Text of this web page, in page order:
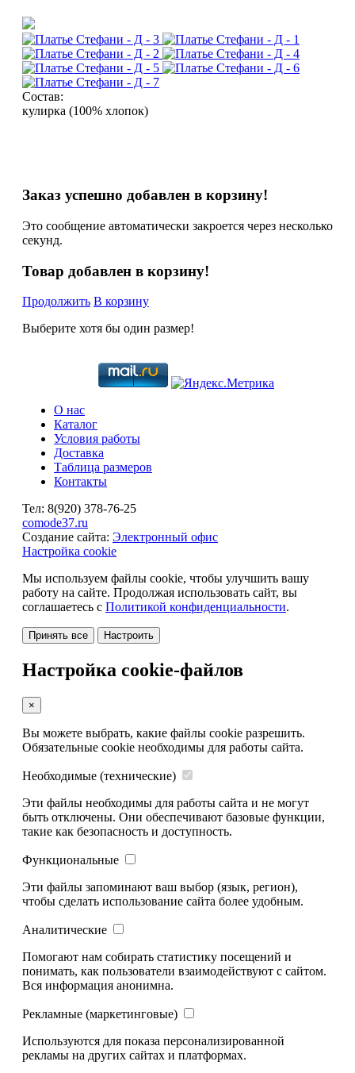
Состав:
кулирка (100% хлопок)
Заказ успешно добавлен в корзину!
Это сообщение автоматически закроется через несколько
секунд.
Товар добавлен в корзину!
Продолжить В корзину
Выберите хотя бы один размер!
О нас
Каталог
Условия работы
Доставка
Таблица размеров
Контакты
Тел: 8(920) 378-76-25
comode37.ru
Создание сайта: Электронный офис
Настройка cookie
Мы используем файлы cookie, чтобы улучшить вашу
работу на сайте. Продолжая использовать сайт, вы
соглашаетесь с Политикой конфиденциальности.
Принять все Настроить
Настройка cookie-файлов
×
Вы можете выбрать, какие файлы cookie разрешить.
Обязательные cookie необходимы для работы сайта.
Необходимые (технические)
Эти файлы необходимы для работы сайта и не могут
быть отключены. Они обеспечивают базовые функции,
такие как безопасность и доступность.
Функциональные
Эти файлы запоминают ваш выбор (язык, регион),
чтобы сделать использование сайта более удобным.
Аналитические
Помогают нам собирать статистику посещений и
понимать, как пользователи взаимодействуют с сайтом.
Вся информация анонимна.
Рекламные (маркетинговые)
Используются для показа персонализированной
рекламы на других сайтах и платформах.